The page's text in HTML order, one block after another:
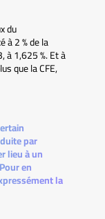
du
à 2 % de la
à 1,625 %. Et à
que la CFE,
par
lieu à un
en
la